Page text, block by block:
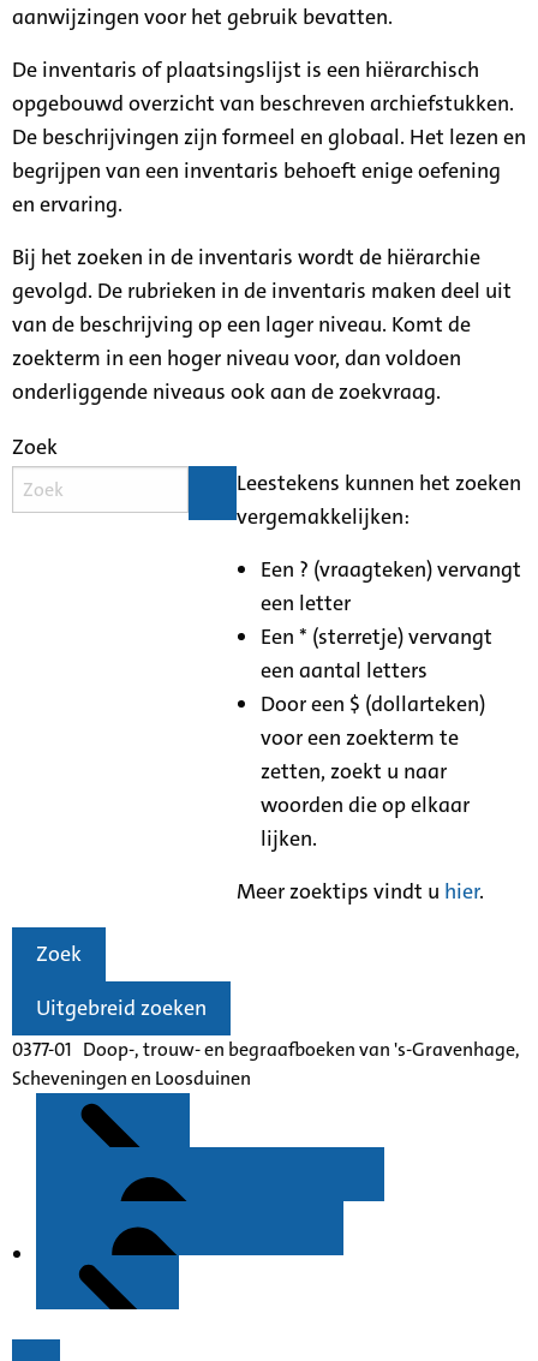
aanwijzingen voor het gebruik bevatten.
De inventaris of plaatsingslijst is een hiërarchisch
opgebouwd overzicht van beschreven archiefstukken.
De beschrijvingen zijn formeel en globaal. Het lezen en
begrijpen van een inventaris behoeft enige oefening
en ervaring.
Bij het zoeken in de inventaris wordt de hiërarchie
gevolgd. De rubrieken in de inventaris maken deel uit
van de beschrijving op een lager niveau. Komt de
zoekterm in een hoger niveau voor, dan voldoen
onderliggende niveaus ook aan de zoekvraag.
Zoek
Leestekens kunnen het zoeken
vergemakkelijken:
Een ? (vraagteken) vervangt
een letter
Een * (sterretje) vervangt
een aantal letters
Door een $ (dollarteken)
voor een zoekterm te
zetten, zoekt u naar
woorden die op elkaar
lijken.
Meer zoektips vindt u hier.
Zoek
Uitgebreid zoeken
0377-01 Doop-, trouw- en begraafboeken van 's-Gravenhage,
Scheveningen en Loosduinen
Kenmerken